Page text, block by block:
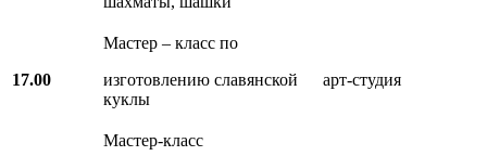
17.00
Мастер – класс по
изготовлению славянской
куклы
арт-студия
Мастер-класс